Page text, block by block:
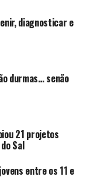
diagnosticar e
durmas… senão
21 projetos
Sal
entre os 11 e